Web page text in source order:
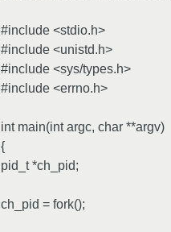
#include <stdio.h>
#include <unistd.h>
#include <sys/types.h>
#include <errno.h>
int main(int argc, char **argv)
{
pid_t *ch_pid;
ch_pid = fork();